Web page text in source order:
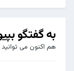
به گفتگو
هم اکنون می